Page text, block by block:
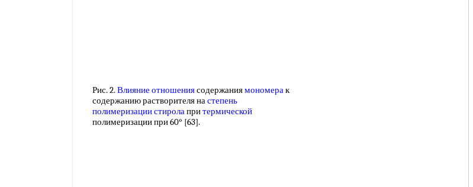
Рис. 2.Влияние отношениясодержаниямономерак
содержанию растворителя настепень
полимеризации стиролапритермической
полимеризации при 60° [63].